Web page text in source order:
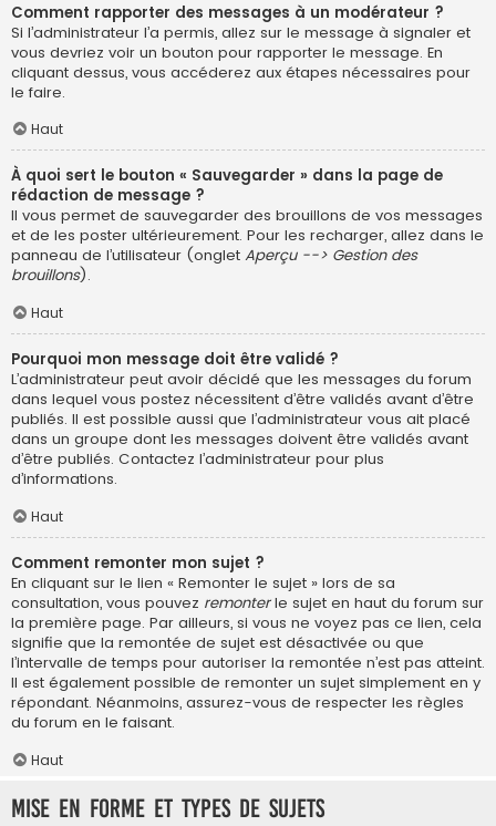
Comment rapporter des messages à un modérateur ?
Si l’administrateur l’a permis, allez sur le message à signaler et
vous devriez voir un bouton pour rapporter le message. En
cliquant dessus, vous accéderez aux étapes nécessaires pour
le faire.
Haut
À quoi sert le bouton « Sauvegarder » dans la page de
rédaction de message ?
Il vous permet de sauvegarder des brouillons de vos messages
et de les poster ultérieurement. Pour les recharger, allez dans le
panneau de l’utilisateur (onglet Aperçu --> Gestion des
brouillons).
Haut
Pourquoi mon message doit être validé ?
L’administrateur peut avoir décidé que les messages du forum
dans lequel vous postez nécessitent d’être validés avant d’être
publiés. Il est possible aussi que l’administrateur vous ait placé
dans un groupe dont les messages doivent être validés avant
d’être publiés. Contactez l’administrateur pour plus
d’informations.
Haut
Comment remonter mon sujet ?
En cliquant sur le lien « Remonter le sujet » lors de sa
consultation, vous pouvez remonterle sujet en haut du forum sur
la première page. Par ailleurs, si vous ne voyez pas ce lien, cela
signifie que la remontée de sujet est désactivée ou que
l’intervalle de temps pour autoriser la remontée n’est pas atteint.
Il est également possible de remonter un sujet simplement en y
répondant. Néanmoins, assurez-vous de respecter les règles
du forum en le faisant.
Haut
Mise en forme et types de sujets